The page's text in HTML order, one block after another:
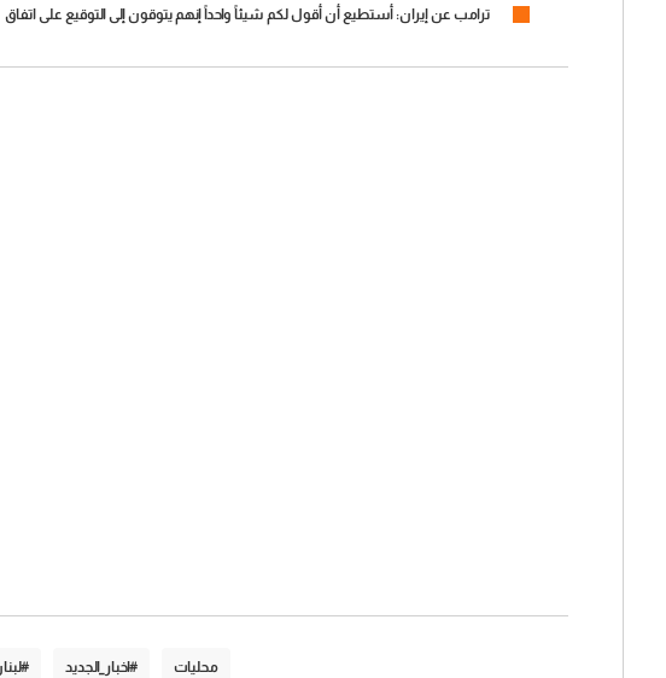
ترامب عن إيران: أستطيع أن أقول لكم شيئاً واحداً إنهم يتوقون إلى التوقيع على اتفاق
محليات #اخبار_الجديد